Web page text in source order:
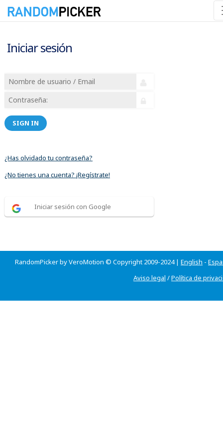
Iniciar sesión
SIGN IN
¿Has olvidado tu contraseña?
¿No tienes una cuenta? ¡Regístrate!
Iniciar sesión con Google
RandomPicker by VeroMotion © Copyright 2009-2024 | English -
Aviso legal /Política de